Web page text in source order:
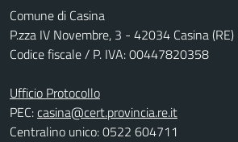
Comune di Casina
P.zza IV Novembre, 3 - 42034 Casina (RE)
Codice fiscale / P. IVA: 00447820358
Ufficio Protocollo
PEC:casina@cert.provincia.re.it
Centralino unico: 0522 604711